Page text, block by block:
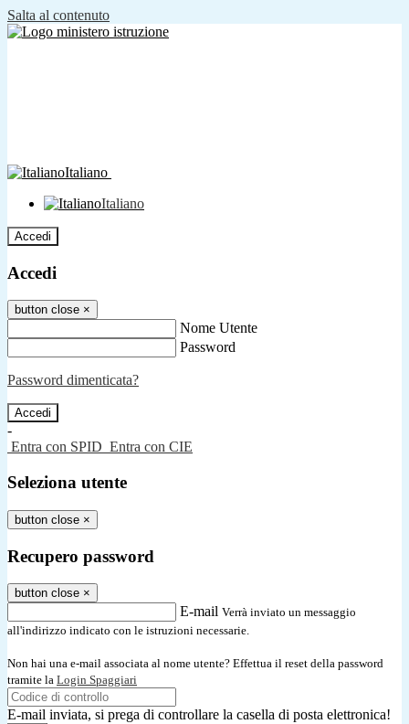
Salta al contenuto
Italiano
Italiano
Accedi
Accedi
button close ×
Nome Utente
Password
Password dimenticata?
-
Entra con SPID Entra con CIE
Seleziona utente
button close ×
Recupero password
button close ×
E-mail Verrà inviato un messaggio
all'indirizzo indicato con le istruzioni necessarie.
Non hai una e-mail associata al nome utente? Effettua il reset della password
tramite la Login Spaggiari
E-mail inviata, si prega di controllare la casella di posta elettronica!